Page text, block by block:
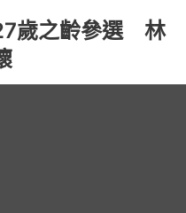
歲之齡參選 林